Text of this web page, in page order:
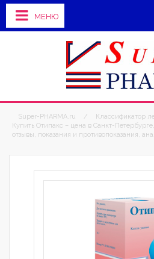
МЕНЮ
Super-PHARMA.ru / Классификатор
Купить Отипакс – цена в Санкт-
отзывы, показания и противопоказания,